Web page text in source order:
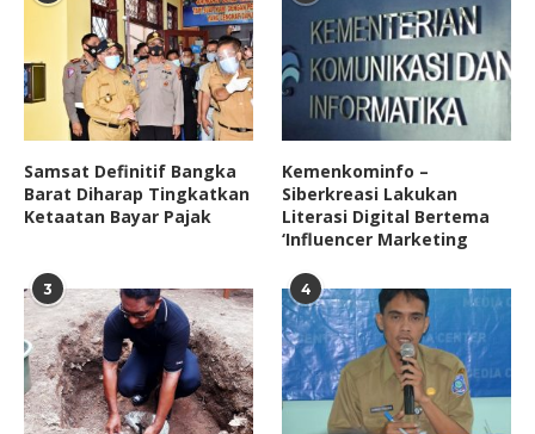
Samsat Definitif Bangka
Barat Diharap Tingkatkan
Ketaatan Bayar Pajak
Kemenkominfo –
Siberkreasi Lakukan
Literasi Digital Bertema
‘Influencer Marketing
3 4